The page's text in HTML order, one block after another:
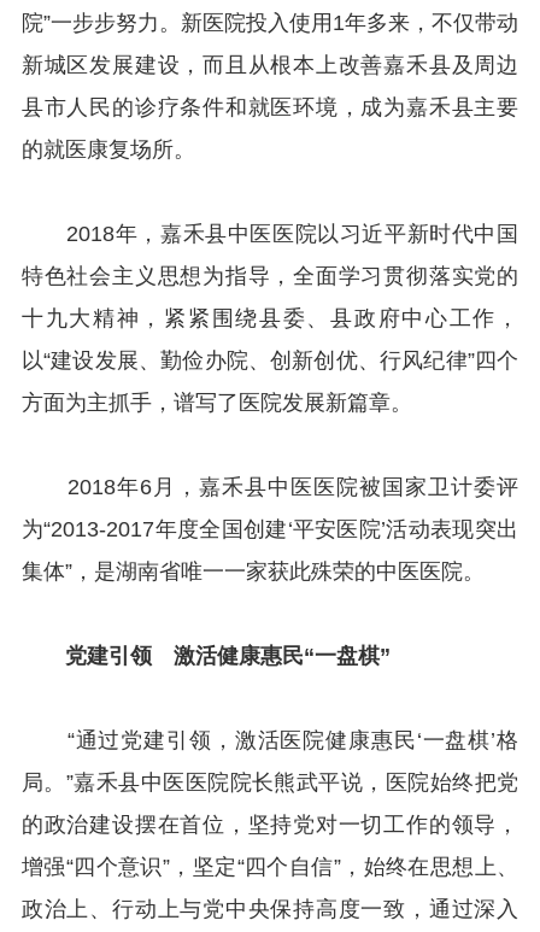
院”一步步努力。新医院投入使用1年多来，不仅带动
新城区发展建设，而且从根本上改善嘉禾县及周边
县市人民的诊疗条件和就医环境，成为嘉禾县主要
的就医康复场所。
2018年，嘉禾县中医医院以习近平新时代中国
特色社会主义思想为指导，全面学习贯彻落实党的
十九大精神，紧紧围绕县委、县政府中心工作，
以“建设发展、勤俭办院、创新创优、行风纪律”四个
方面为主抓手，谱写了医院发展新篇章。
2018年6月，嘉禾县中医医院被国家卫计委评
为“2013-2017年度全国创建‘平安医院’活动表现突出
集体”，是湖南省唯一一家获此殊荣的中医医院。
党建引领 激活健康惠民“一盘棋”
“通过党建引领，激活医院健康惠民‘一盘棋’格
局。”嘉禾县中医医院院长熊武平说，医院始终把党
的政治建设摆在首位，坚持党对一切工作的领导，
增强“四个意识”，坚定“四个自信”，始终在思想上、
政治上、行动上与党中央保持高度一致，通过深入